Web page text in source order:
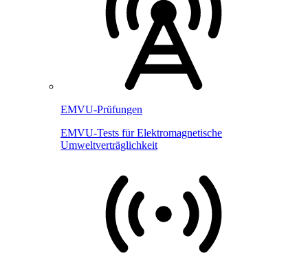
EMVU-Prüfungen
EMVU-Tests für Elektromagnetische
Umweltverträglichkeit